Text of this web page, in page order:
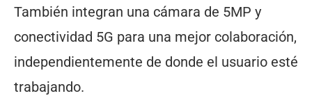
También integran una cámara de 5MP y
conectividad 5G para una mejor colaboración,
independientemente de donde el usuario esté
trabajando.